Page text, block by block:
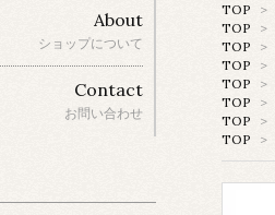
TOP
>
TOP
>
TOP
>
TOP
>
TOP
>
TOP
>
TOP
>
TOP
>
About
ショップについて
Contact
お問い合わせ